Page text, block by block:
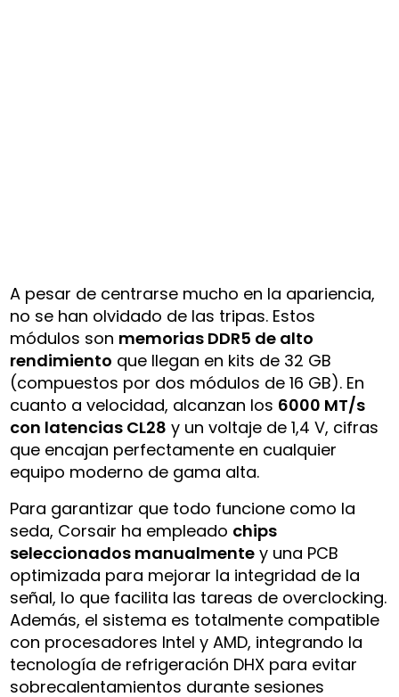
A pesar de centrarse mucho en la apariencia,
no se han olvidado de las tripas. Estos
módulos son memorias DDR5 de alto
rendimiento que llegan en kits de 32 GB
(compuestos por dos módulos de 16 GB). En
cuanto a velocidad, alcanzan los 6000 MT/s
con latencias CL28 y un voltaje de 1,4 V, cifras
que encajan perfectamente en cualquier
equipo moderno de gama alta.
Para garantizar que todo funcione como la
seda, Corsair ha empleado chips
seleccionados manualmente y una PCB
optimizada para mejorar la integridad de la
señal, lo que facilita las tareas de overclocking.
Además, el sistema es totalmente compatible
con procesadores Intel y AMD, integrando la
tecnología de refrigeración DHX para evitar
sobrecalentamientos durante sesiones